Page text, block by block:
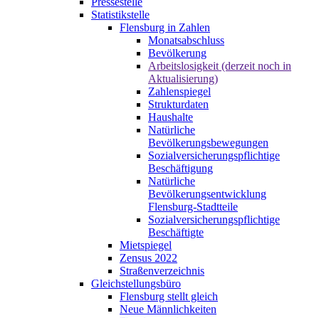
Statistikstelle
Flensburg in Zahlen
Monatsabschluss
Bevölkerung
Arbeitslosigkeit (derzeit noch in
Aktualisierung)
Zahlenspiegel
Strukturdaten
Haushalte
Natürliche
Bevölkerungsbewegungen
Sozialversicherungspflichtige
Beschäftigung
Natürliche
Bevölkerungsentwicklung
Flensburg-Stadtteile
Sozialversicherungspflichtige
Beschäftigte
Mietspiegel
Zensus 2022
Straßenverzeichnis
Gleichstellungsbüro
Flensburg stellt gleich
Neue Männlichkeiten